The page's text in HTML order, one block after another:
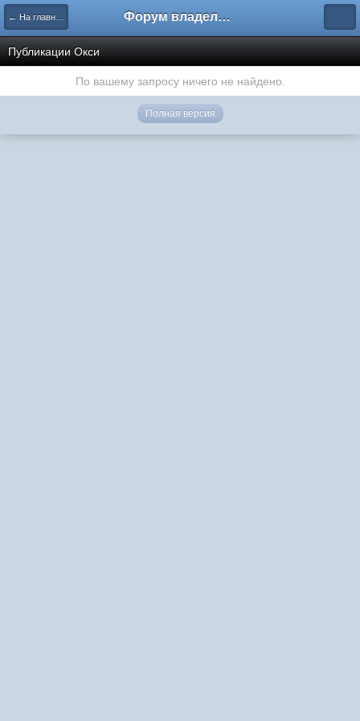
← На главную Форум владельцев интернет-магазинов
Публикации Окси
По вашему запросу ничего не найдено.
Полная версия